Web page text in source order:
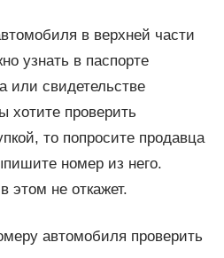
в верхней части
узнать в паспорте
или свидетельстве
хотите проверить
то попросите продавца
номер из него.
этом не откажет.
автомобиля проверить